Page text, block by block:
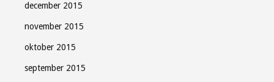
december 2015
november 2015
oktober 2015
september 2015